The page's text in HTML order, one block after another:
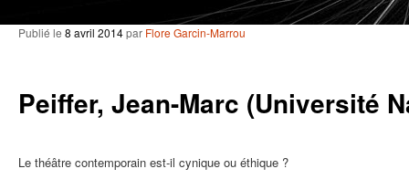
Peiffer, Jean-Marc (Université
Publié le 8 avril 2014par Flore Garcin-Marrou
Le théâtre contemporain est-il cynique ou éthique ?